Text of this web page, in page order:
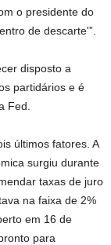
o presidente do
de descarte'”.
disposto a
partidários e é
Fed.
últimos fatores. A
surgiu durante
taxas de juro
na faixa de 2%
em 16 de
para